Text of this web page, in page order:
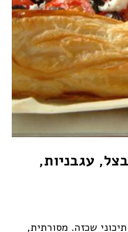
עגבניות,
שכזה. מסורתית,